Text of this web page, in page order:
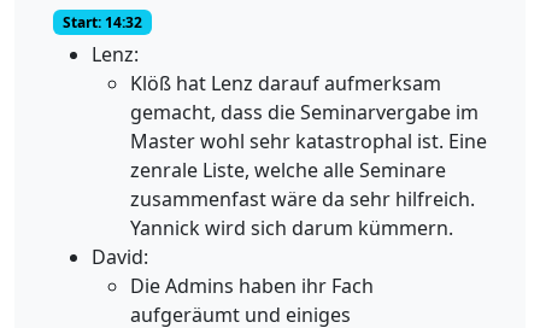
Start: 14:32
Lenz:
Klöß hat Lenz darauf aufmerksam
gemacht, dass die Seminarvergabe im
Master wohl sehr katastrophal ist. Eine
zenrale Liste, welche alle Seminare
zusammenfast wäre da sehr hilfreich.
Yannick wird sich darum kümmern.
David:
Die Admins haben ihr Fach
aufgeräumt und einiges